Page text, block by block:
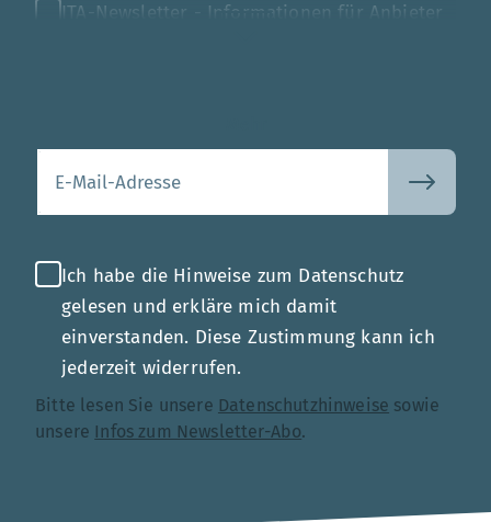
ITA-Newsletter - Informationen für Anbieter
Ich habe die Hinweise zum Datenschutz
gelesen und erkläre mich damit
einverstanden. Diese Zustimmung kann ich
jederzeit widerrufen.
Bitte lesen Sie unsere Datenschutzhinweise sowie
unsere Infos zum Newsletter-Abo.